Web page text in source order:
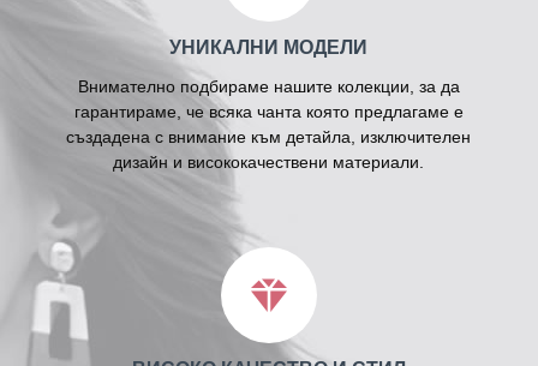
УНИКАЛНИ МОДЕЛИ
Внимателно подбираме нашите колекции, за да
гарантираме, че всяка чанта която предлагаме е
създадена с внимание към детайла, изключителен
дизайн и висококачествени материали.